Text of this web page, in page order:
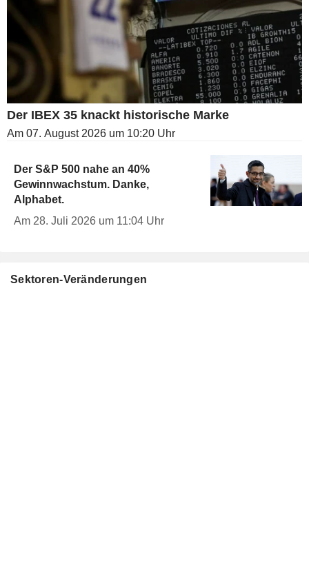
Der IBEX 35 knackt historische Marke
Am 07. August 2026 um 10:20 Uhr
Der S&P 500 nahe an 40%
Gewinnwachstum. Danke,
Alphabet.
Am 28. Juli 2026 um 11:04 Uhr
Sektoren-Veränderungen